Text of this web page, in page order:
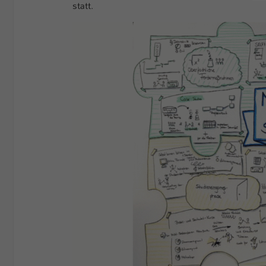
Show larger version
statt.